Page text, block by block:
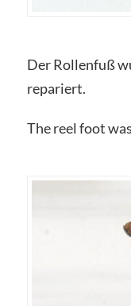
Der Rollenfuß
repariert.
The reel foot